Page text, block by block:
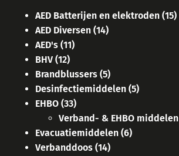
AED Batterijen en elektroden (15)
AED Diversen (14)
AED's (11)
BHV (12)
Brandblussers (5)
Desinfectiemiddelen (5)
EHBO (33)
Verband- & EHBO middelen
Evacuatiemiddelen (6)
Verbanddoos (14)